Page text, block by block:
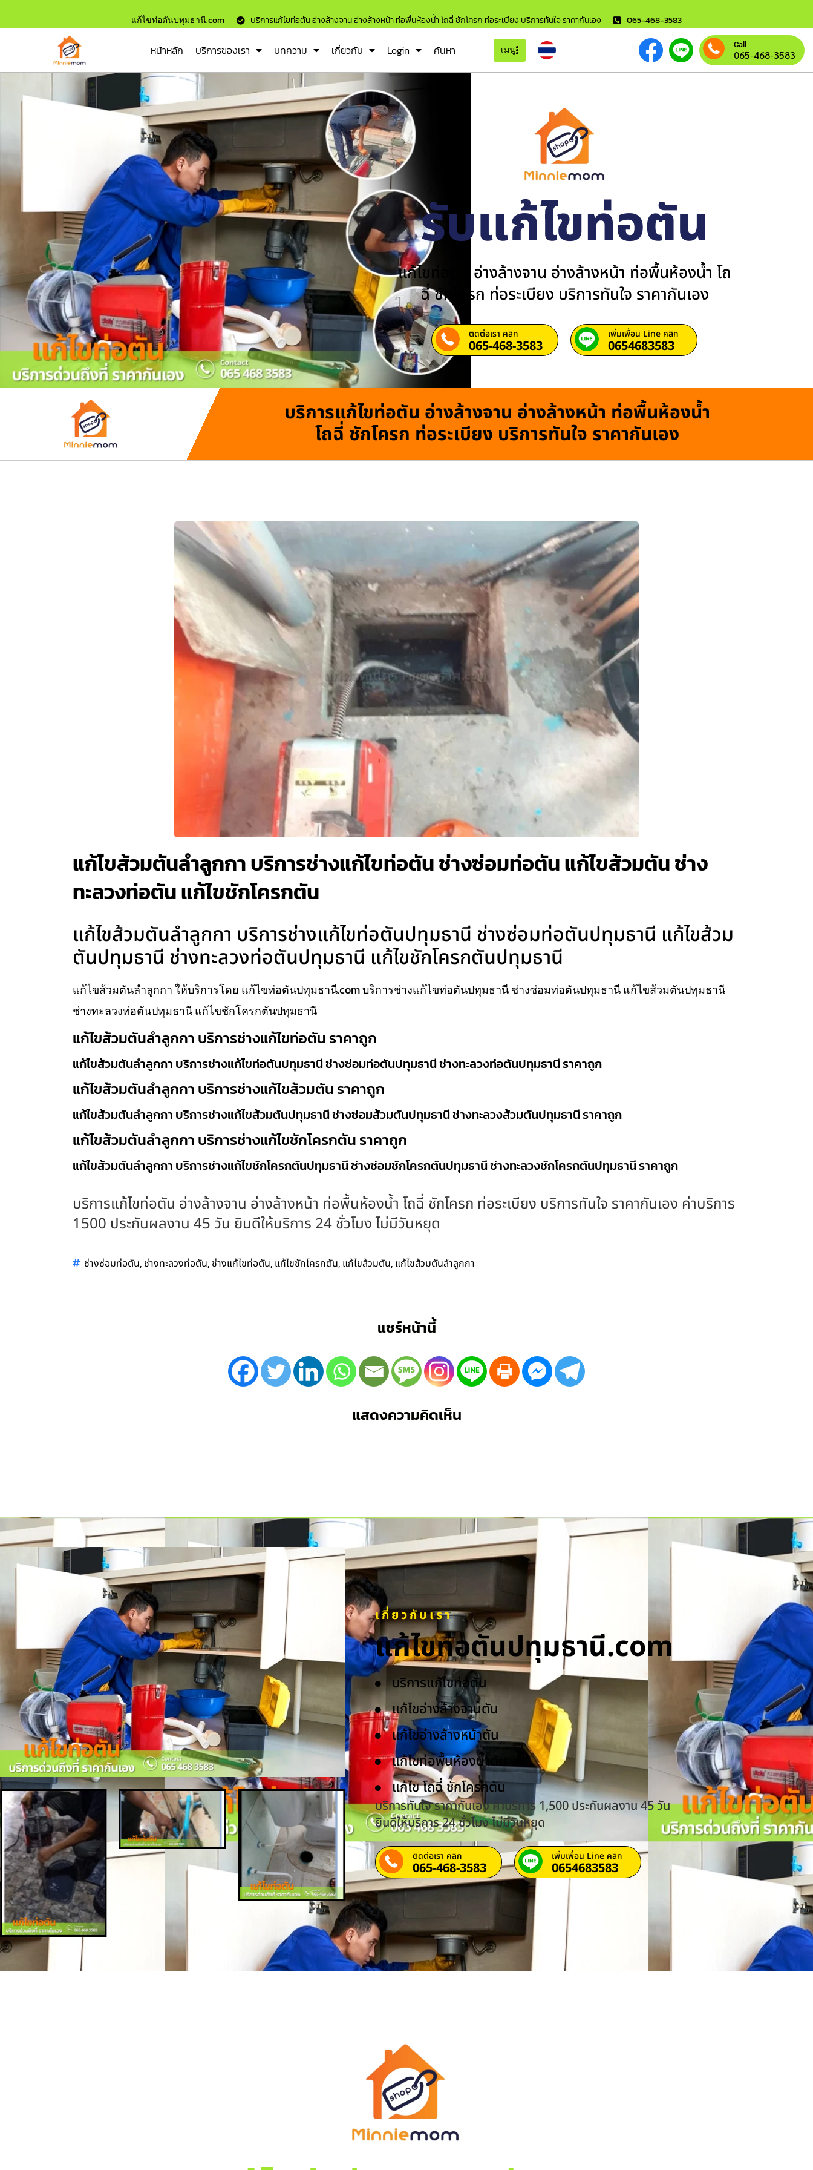
แก้ไขท่อตันปทุมธานี.com บริการแก้ไขท่อตัน อ่างล้างจาน อ่างล้างหน้า ท่อพื้นห้องน้ำ โถฉี่ ชักโครก ท่อระเบียง บริการทันใจ ราคากันเอง 065-468-3583
หน้าหลัก บริการของเรา บทความ เกี่ยวกับ Login ค้นหา เมนู Call
065-468-3583
รับแก้ไขท่อตัน
แก้ไขท่อตัน อ่างล้างจาน อ่างล้างหน้า ท่อพื้นห้องน้ำ โถ
ฉี่ ชักโครก ท่อระเบียง บริการทันใจ ราคากันเอง
ติดต่อเรา คลิก
065-468-3583
เพิ่มเพื่อน Line คลิก
0654683583
บริการแก้ไขท่อตัน อ่างล้างจาน อ่างล้างหน้า ท่อพื้นห้องน้ำ
โถฉี่ ชักโครก ท่อระเบียง บริการทันใจ ราคากันเอง
แก้ไขส้วมตันลำลูกกา บริการช่างแก้ไขท่อตัน ช่างซ่อมท่อตัน แก้ไขส้วมตัน ช่าง
ทะลวงท่อตัน แก้ไขชักโครกตัน
แก้ไขส้วมตันลำลูกกา บริการช่างแก้ไขท่อตันปทุมธานี ช่างซ่อมท่อตันปทุมธานี แก้ไขส้วม
ตันปทุมธานี ช่างทะลวงท่อตันปทุมธานี แก้ไขชักโครกตันปทุมธานี
แก้ไขส้วมตันลำลูกกา ให้บริการโดย แก้ไขท่อตันปทุมธานี.com บริการช่างแก้ไขท่อตันปทุมธานี ช่างซ่อมท่อตันปทุมธานี แก้ไขส้วมตันปทุมธานี
ช่างทะลวงท่อตันปทุมธานี แก้ไขชักโครกตันปทุมธานี
แก้ไขส้วมตันลำลูกกา บริการช่างแก้ไขท่อตัน ราคาถูก
แก้ไขส้วมตันลำลูกกา บริการช่างแก้ไขท่อตันปทุมธานี ช่างซ่อมท่อตันปทุมธานี ช่างทะลวงท่อตันปทุมธานี ราคาถูก
แก้ไขส้วมตันลำลูกกา บริการช่างแก้ไขส้วมตัน ราคาถูก
แก้ไขส้วมตันลำลูกกา บริการช่างแก้ไขส้วมตันปทุมธานี ช่างซ่อมส้วมตันปทุมธานี ช่างทะลวงส้วมตันปทุมธานี ราคาถูก
แก้ไขส้วมตันลำลูกกา บริการช่างแก้ไขชักโครกตัน ราคาถูก
แก้ไขส้วมตันลำลูกกา บริการช่างแก้ไขชักโครกตันปทุมธานี ช่างซ่อมชักโครกตันปทุมธานี ช่างทะลวงชักโครกตันปทุมธานี ราคาถูก
บริการแก้ไขท่อตัน อ่างล้างจาน อ่างล้างหน้า ท่อพื้นห้องน้ำ โถฉี่ ชักโครก ท่อระเบียง บริการทันใจ ราคากันเอง ค่าบริการ
1500 ประกันผลงาน 45 วัน ยินดีให้บริการ 24 ชั่วโมง ไม่มีวันหยุด
ช่างซ่อมท่อตัน, ช่างทะลวงท่อตัน, ช่างแก้ไขท่อตัน, แก้ไขชักโครกตัน, แก้ไขส้วมตัน, แก้ไขส้วมตันลำลูกกา
แชร์หน้านี้
แสดงความคิดเห็น
เกี่ยวกับเรา
แก้ไขท่อตันปทุมธานี.com
บริการแก้ไขท่อตัน
แก้ไขอ่างล้างจานตัน
แก้ไขอ่างล้างหน้าตัน
แก้ไขท่อพื้นห้องน้ำตัน
แก้ไข โถฉี่ ชักโครกตัน
บริการทันใจ ราคากันเอง ค่าบริการ 1,500 ประกันผลงาน 45 วัน
ยินดีให้บริการ 24 ชั่วโมง ไม่มีวันหยุด
ติดต่อเรา คลิก
065-468-3583
เพิ่มเพื่อน Line คลิก
0654683583